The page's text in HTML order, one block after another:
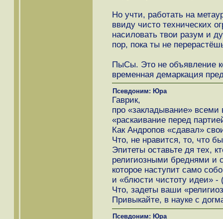
Но учти, работать на
ввиду чисто технических
насиловать твои разум и
пор, пока ты не
ПыСы. Это не объявление
временная демаркация
Псевдоним: Юра
Гаврик,
про «закладывание»
«раскаивание перед
Как Андропов «сдавал»
Что, не нравится, то, что
Эпитеты оставьте дя тех,
религиозными бреднями и
которое наступит само
и «блюсти чистоту идеи»
Что, задеты ваши
Привыкайте, в науке с
Псевдоним: Юра